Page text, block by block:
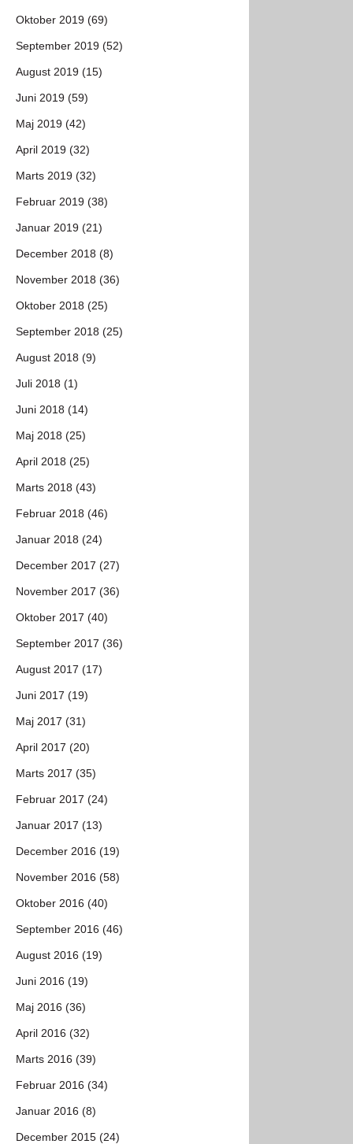
Oktober 2019 (69)
September 2019 (52)
August 2019 (15)
Juni 2019 (59)
Maj 2019 (42)
April 2019 (32)
Marts 2019 (32)
Februar 2019 (38)
Januar 2019 (21)
December 2018 (8)
November 2018 (36)
Oktober 2018 (25)
September 2018 (25)
August 2018 (9)
Juli 2018 (1)
Juni 2018 (14)
Maj 2018 (25)
April 2018 (25)
Marts 2018 (43)
Februar 2018 (46)
Januar 2018 (24)
December 2017 (27)
November 2017 (36)
Oktober 2017 (40)
September 2017 (36)
August 2017 (17)
Juni 2017 (19)
Maj 2017 (31)
April 2017 (20)
Marts 2017 (35)
Februar 2017 (24)
Januar 2017 (13)
December 2016 (19)
November 2016 (58)
Oktober 2016 (40)
September 2016 (46)
August 2016 (19)
Juni 2016 (19)
Maj 2016 (36)
April 2016 (32)
Marts 2016 (39)
Februar 2016 (34)
Januar 2016 (8)
December 2015 (24)